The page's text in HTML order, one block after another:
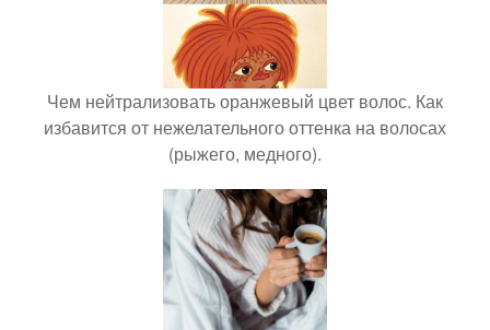
Чем нейтрализовать оранжевый цвет волос. Как
избавится от нежелательного оттенка на волосах
(рыжего, медного).